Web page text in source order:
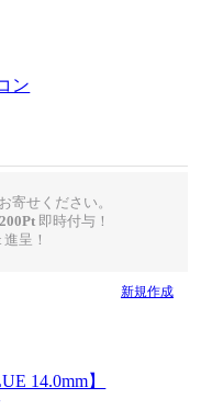
寄せください。
200Pt 即時付与！
進呈！
新規作成